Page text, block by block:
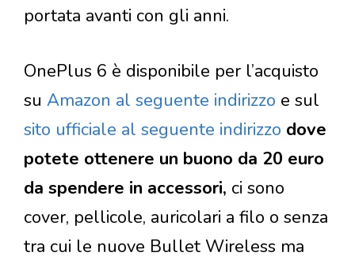
portata avanti con gli anni.
OnePlus 6 è disponibile per l’acquisto
su Amazon al seguente indirizzo e sul
sito ufficiale al seguente indirizzo dove
potete ottenere un buono da 20 euro
da spendere in accessori, ci sono
cover, pellicole, auricolari a filo o senza
tra cui le nuove Bullet Wireless ma